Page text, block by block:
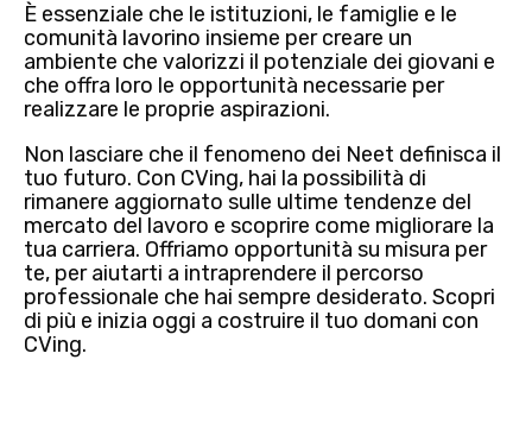
È essenziale che le istituzioni, le famiglie e le
comunità lavorino insieme per creare un
ambiente che valorizzi il potenziale dei giovani e
che offra loro le opportunità necessarie per
realizzare le proprie aspirazioni.
Non lasciare che il fenomeno dei Neet definisca il
tuo futuro. Con CVing, hai la possibilità di
rimanere aggiornato sulle ultime tendenze del
mercato del lavoro e scoprire come migliorare la
tua carriera. Offriamo opportunità su misura per
te, per aiutarti a intraprendere il percorso
professionale che hai sempre desiderato. Scopri
di più e inizia oggi a costruire il tuo domani con
CVing.